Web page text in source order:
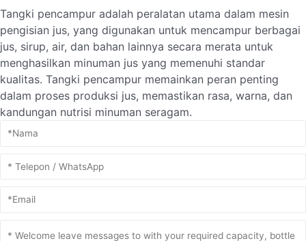
Tangki pencampur adalah peralatan utama dalam mesin
pengisian jus, yang digunakan untuk mencampur berbagai
jus, sirup, air, dan bahan lainnya secara merata untuk
menghasilkan minuman jus yang memenuhi standar
kualitas. Tangki pencampur memainkan peran penting
dalam proses produksi jus, memastikan rasa, warna, dan
kandungan nutrisi minuman seragam.